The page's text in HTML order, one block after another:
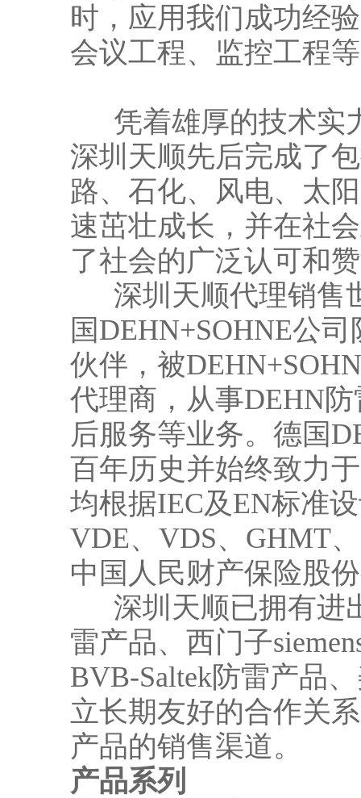
时，应用我们成功经
会议工程、监控工程
凭着雄厚的技术实
深圳天顺先后完成了
路、石化、风电、太
速茁壮成长，并在社
了社会的广泛认可和
深圳天顺代理销售
国DEHN+SOHNE公
伙伴，被
代理商，从事DEHN
后服务等业务。德国
百年历史并始终致力
均根据IEC及EN标准
VDE、VDS、GHMT
中国人民财产保险股
深圳天顺已拥有进
雷产品、西门子
BVB-Saltek防雷产品
立长期友好的合作关
产品的销售渠道。
产品系列